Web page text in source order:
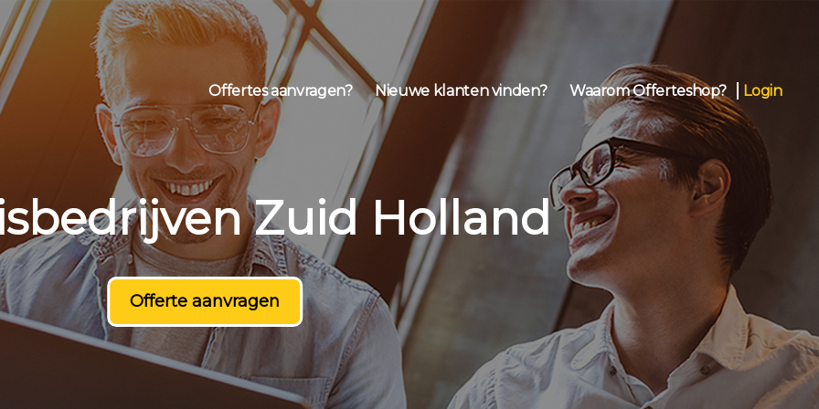
Zuid Holland
Offerte aanvragen
Offertes aanvragen? Nieuwe klanten vinden? Waarom Offerteshop? Login